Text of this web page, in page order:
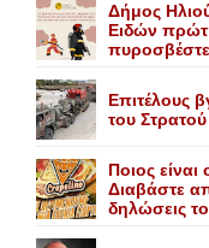
Δήμος
Eιδών
Επιτέλους
του
Ποιος
Διαβάστε
δηλώσεις